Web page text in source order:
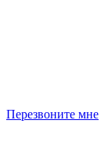
Перезвоните мне